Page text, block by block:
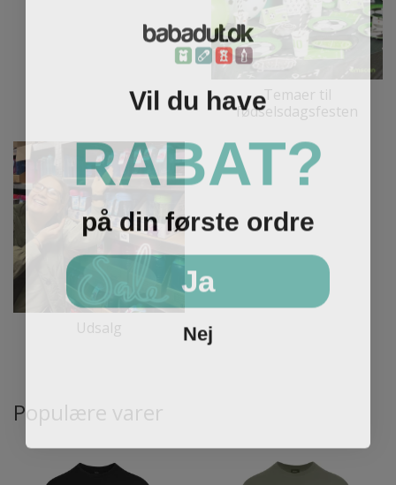
Temaer til
fødselsdagsfesten
Udsalg
Populære varer
Vil du have
RABAT?
på din første ordre
Ja
Nej